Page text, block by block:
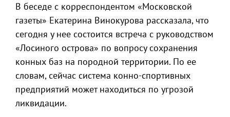
В беседе с корреспондентом «Московской
газеты» Екатерина Винокурова рассказала, что
сегодня у нее состоится встреча с руководством
«Лосиного острова» по вопросу сохранения
конных баз на породной территории. По ее
словам, сейчас система конно-спортивных
предприятий может находиться по угрозой
ликвидации.